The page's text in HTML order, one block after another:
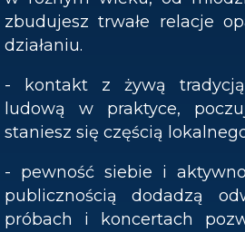
zbudujesz trwałe relacje
działaniu.
- kontakt z żywą
ludową w praktyce,
staniesz się częścią
- pewność siebie i
publicznością dodadzą
próbach i koncertach